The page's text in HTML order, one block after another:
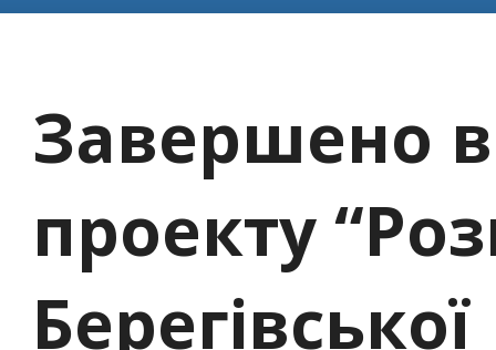
Завершено
проекту
Берегівської